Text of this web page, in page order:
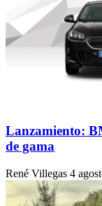
Lanzamiento:
de gama
René Villegas 4